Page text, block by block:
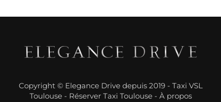
Copyright © Elegance Drive depuis 2019 - Taxi VSL
Toulouse- Réserver Taxi Toulouse- À propos